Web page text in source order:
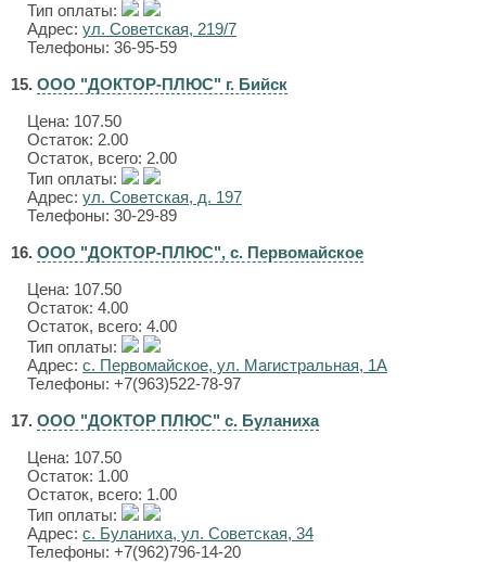
Тип оплаты:
Адрес: ул. Советская, 219/7
Телефоны: 36-95-59
15. ООО "ДОКТОР-ПЛЮС" г. Бийск
Цена: 107.50
Остаток: 2.00
Остаток, всего: 2.00
Тип оплаты:
Адрес: ул. Советская, д. 197
Телефоны: 30-29-89
16. ООО "ДОКТОР-ПЛЮС", с. Первомайское
Цена: 107.50
Остаток: 4.00
Остаток, всего: 4.00
Тип оплаты:
Адрес: с. Первомайское, ул. Магистральная, 1А
Телефоны: +7(963)522-78-97
17. ООО "ДОКТОР ПЛЮС" с. Буланиха
Цена: 107.50
Остаток: 1.00
Остаток, всего: 1.00
Тип оплаты:
Адрес: с. Буланиха, ул. Советская, 34
Телефоны: +7(962)796-14-20